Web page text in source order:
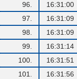
96.
16:31:00
97.
16:31:09
98.
16:31:09
99.
16:31:14
100.
16:31:51
101.
16:31:56